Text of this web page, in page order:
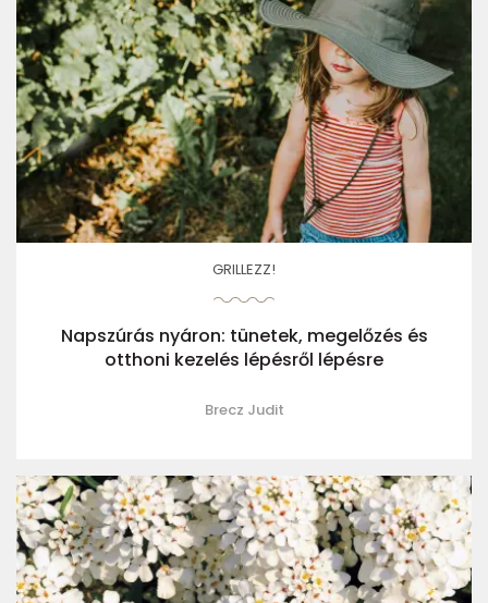
GRILLEZZ!
Napszúrás nyáron: tünetek, megelőzés és
otthoni kezelés lépésről lépésre
Brecz Judit